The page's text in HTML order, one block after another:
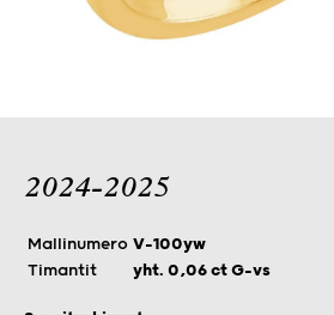
2024-2025
Mallinumero V-100yw
Timantit
yht. 0,06 ct G-vs